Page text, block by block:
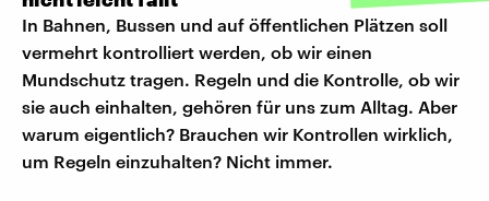
In Bahnen, Bussen und auf öffentlichen Plätzen soll
vermehrt kontrolliert werden, ob wir einen
Mundschutz tragen. Regeln und die Kontrolle, ob wir
sie auch einhalten, gehören für uns zum Alltag. Aber
warum eigentlich? Brauchen wir Kontrollen wirklich,
um Regeln einzuhalten? Nicht immer.